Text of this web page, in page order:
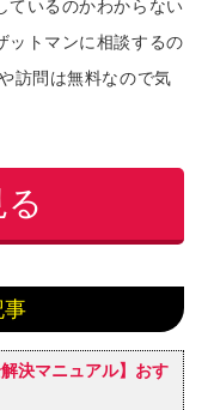
ているのかわからない
ットマンに相談するの
訪問は無料なので気
事
決マニュアル】おす